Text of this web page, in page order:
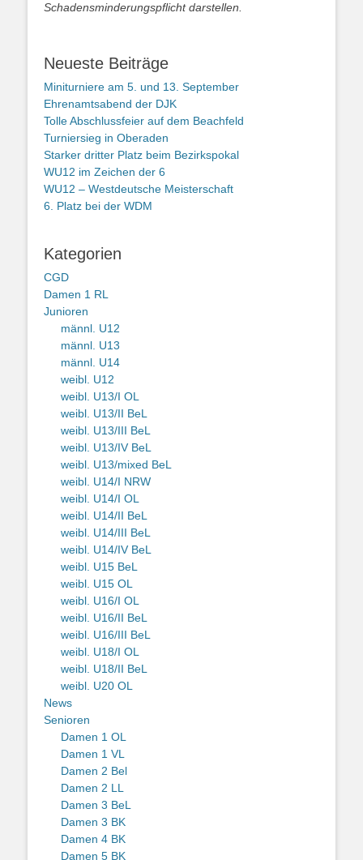
Schadensminderungspflicht darstellen.
Neueste Beiträge
Miniturniere am 5. und 13. September
Ehrenamtsabend der DJK
Tolle Abschlussfeier auf dem Beachfeld
Turniersieg in Oberaden
Starker dritter Platz beim Bezirkspokal
WU12 im Zeichen der 6
WU12 – Westdeutsche Meisterschaft
6. Platz bei der WDM
Kategorien
CGD
Damen 1 RL
Junioren
männl. U12
männl. U13
männl. U14
weibl. U12
weibl. U13/I OL
weibl. U13/II BeL
weibl. U13/III BeL
weibl. U13/IV BeL
weibl. U13/mixed BeL
weibl. U14/I NRW
weibl. U14/I OL
weibl. U14/II BeL
weibl. U14/III BeL
weibl. U14/IV BeL
weibl. U15 BeL
weibl. U15 OL
weibl. U16/I OL
weibl. U16/II BeL
weibl. U16/III BeL
weibl. U18/I OL
weibl. U18/II BeL
weibl. U20 OL
News
Senioren
Damen 1 OL
Damen 1 VL
Damen 2 Bel
Damen 2 LL
Damen 3 BeL
Damen 3 BK
Damen 4 BK
Damen 5 BK